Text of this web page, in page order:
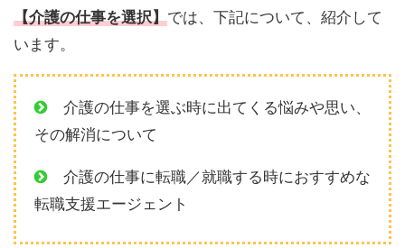
【介護の仕事を選択】では、下記について、紹介して
います。
介護の仕事を選ぶ時に出てくる悩みや思い、
その解消について
介護の仕事に転職／就職する時におすすめな
転職支援エージェント